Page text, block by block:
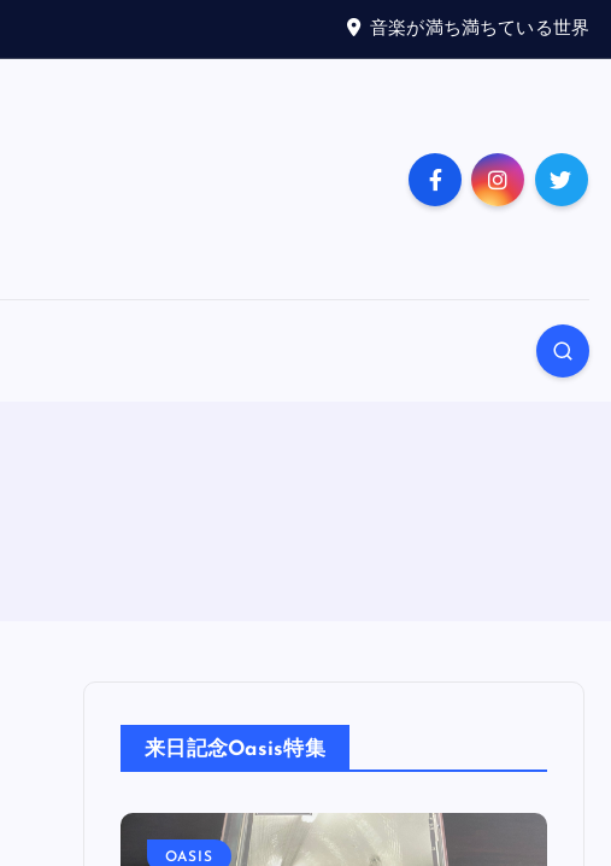
音楽が満ち満ちている世界
来日記念Oasis特集
OASIS